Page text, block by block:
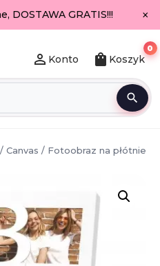
DOSTAWA GRATIS!!! ×
search
person_outline Konto shopping_bag Koszyk
0
/ Canvas / Fotoobraz na płótnie